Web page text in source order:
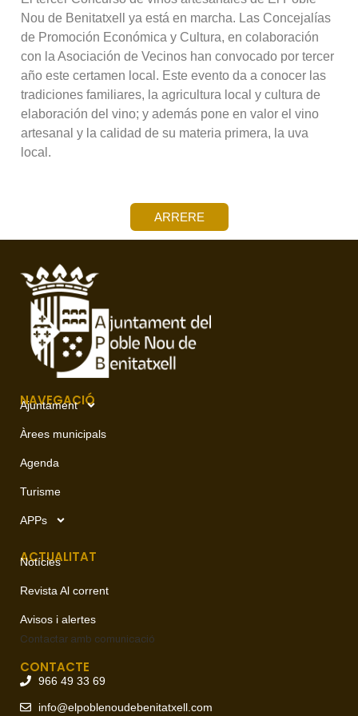
Nou de Benitatxell ya está en marcha. Las Concejalías
de Promoción Económica y Cultura, en colaboración
con la Asociación de Vecinos han convocado por tercer
año este certamen local. Este evento da a conocer las
tradiciones familiares, la agricultura local y cultura de
elaboración del vino; y además pone en valor el vino
artesanal y la calidad de su materia primera, la uva
local.
ARRERE
NAVEGACIÓ
Ajuntament
Àrees municipals
Agenda
Turisme
APPs
ACTUALITAT
Notícies
Revista Al corrent
Avisos i alertes
Contactar amb comunicació
CONTACTE
966 49 33 69
info@elpoblenoudebenitatxell.com